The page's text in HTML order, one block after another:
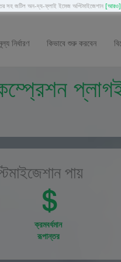
সহ জটিল অন-দ্য-ফ্লাই ইমেজ অপ্টিমাইজেশান [আরও]
নির্ধারণ কিভাবে শুরু করবেন
পায়
ক্রমবর্ধমান
রূপান্তর